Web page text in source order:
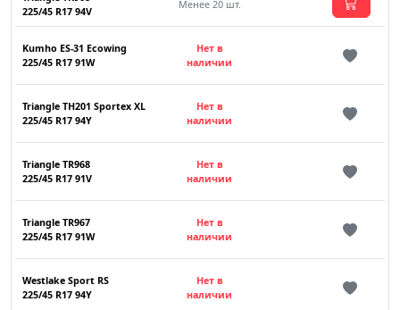
225/45 R17 94V
Менее 20 шт.
Kumho ES-31 Ecowing
225/45 R17 91W
Нет в
наличии
Triangle TH201 Sportex XL
225/45 R17 94Y
Нет в
наличии
Triangle TR968
225/45 R17 91V
Нет в
наличии
Triangle TR967
225/45 R17 91W
Нет в
наличии
Westlake Sport RS
225/45 R17 94Y
Нет в
наличии